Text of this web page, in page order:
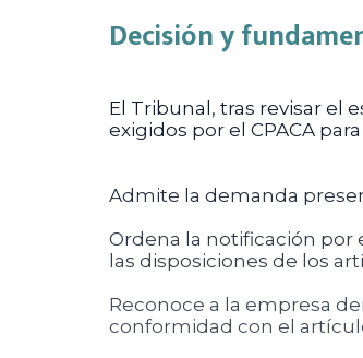
Decisión y
El Tribunal, tras revisar el
exigidos por el CPACA
Admite la demanda
Ordena la notificación por
las disposiciones de los
Reconoce a la empresa
conformidad con el